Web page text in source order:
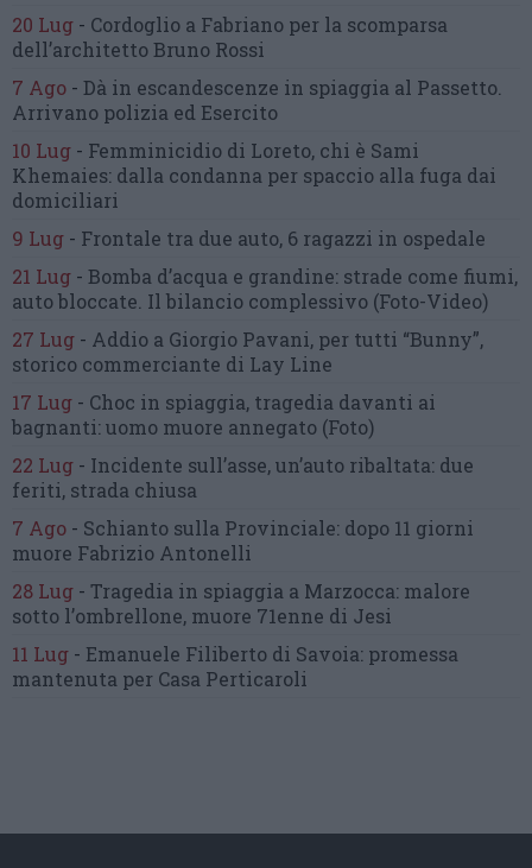
20 Lug - Cordoglio a Fabriano per la scomparsa
dell’architetto Bruno Rossi
7 Ago - Dà in escandescenze in spiaggia al Passetto.
Arrivano polizia ed Esercito
10 Lug - Femminicidio di Loreto, chi è Sami
Khemaies: dalla condanna per spaccio alla fuga dai
domiciliari
9 Lug - Frontale tra due auto, 6 ragazzi in ospedale
21 Lug - Bomba d’acqua e grandine: strade come fiumi,
auto bloccate. Il bilancio complessivo (Foto-Video)
27 Lug - Addio a Giorgio Pavani, per tutti “Bunny”,
storico commerciante di Lay Line
17 Lug - Choc in spiaggia, tragedia davanti ai
bagnanti:uomo muore annegato (Foto)
22 Lug - Incidente sull’asse, un’auto ribaltata: due
feriti, strada chiusa
7 Ago - Schianto sulla Provinciale: dopo 11 giorni
muore Fabrizio Antonelli
28 Lug - Tragedia in spiaggia a Marzocca: malore
sotto l’ombrellone, muore 71enne di Jesi
11 Lug - Emanuele Filiberto di Savoia: promessa
mantenuta per Casa Perticaroli